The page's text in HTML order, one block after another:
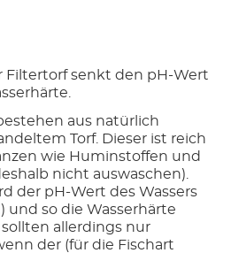
Filtertorf senkt den pH-Wert
aus natürlich
Torf. Dieser ist reich
wie Huminstoffen und
nicht auswaschen).
der pH-Wert des Wassers
und so die Wasserhärte
allerdings nur
der (für die Fischart